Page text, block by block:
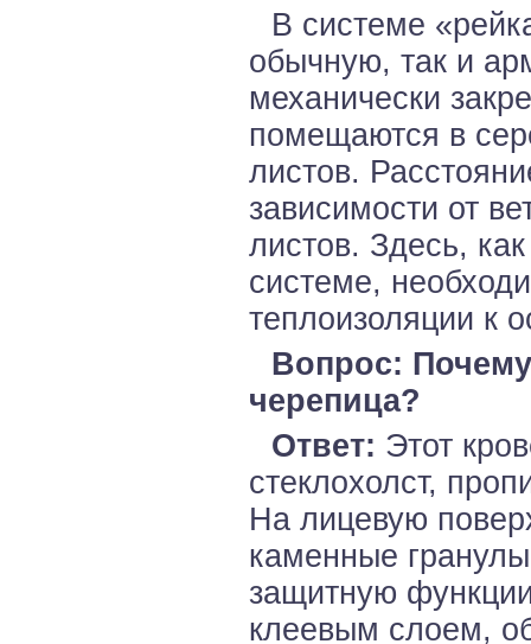
В системе
обычную, так и
механически
помещаются в
листов.
зависимости от
листов. Здесь,
системе,
теплоизоляции к
Вопрос:
черепица?
Ответ: Этот
стеклохолст,
На лицевую
каменные
защитную
клеевым слоем,